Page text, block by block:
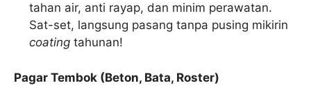
tahan air, anti rayap, dan minim perawatan.
Sat-set, langsung pasang tanpa pusing mikirin
coating tahunan!
Pagar Tembok (Beton, Bata, Roster)